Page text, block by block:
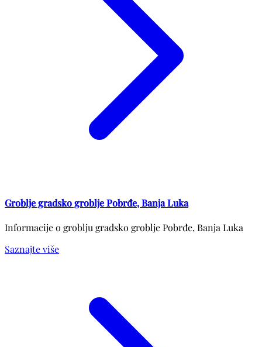
Groblje gradsko groblje Pobrđe, Banja Luka
Informacije o groblju gradsko groblje Pobrđe, Banja Luka
Saznajte više